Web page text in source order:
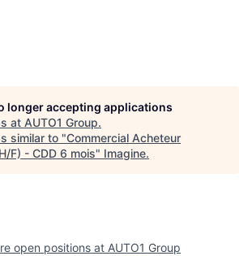
longer accepting applications
at AUTO1 Group.
similar to "Commercial Acheteur
F) - CDD 6 mois" Imagine.
open positions at AUTO1 Group